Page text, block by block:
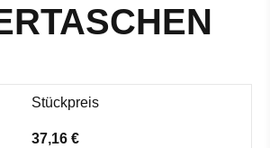
Stückpreis
37,16 €